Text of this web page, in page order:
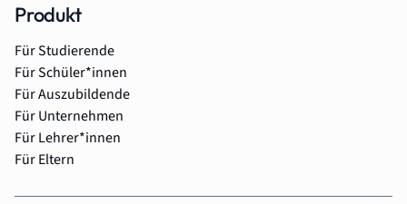
Produkt
Für Studierende
Für Schüler*innen
Für Auszubildende
Für Unternehmen
Für Lehrer*innen
Für Eltern